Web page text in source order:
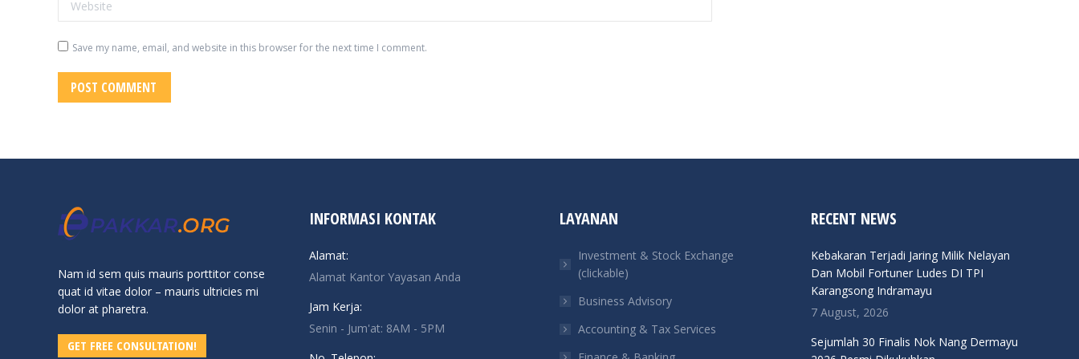
Save my name, email, and website in this browser for the next time I comment.
POST COMMENT
Nam id sem quis mauris porttitor conse
quat id vitae dolor – mauris ultricies mi
dolor at pharetra.
GET FREE CONSULTATION!
INFORMASI KONTAK
Alamat:
Alamat Kantor Yayasan Anda
Jam Kerja:
Senin - Jum'at: 8AM - 5PM
LAYANAN
Investment & Stock Exchange
(clickable)
Business Advisory
Accounting & Tax Services
RECENT NEWS
Kebakaran Terjadi Jaring Milik Nelayan
Dan Mobil Fortuner Ludes DI TPI
Karangsong Indramayu
7 August, 2026
Sejumlah 30 Finalis Nok Nang Dermayu